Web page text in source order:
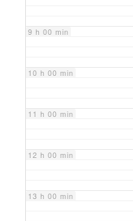
9 h 00 min
10 h 00 min
11 h 00 min
12 h 00 min
13 h 00 min